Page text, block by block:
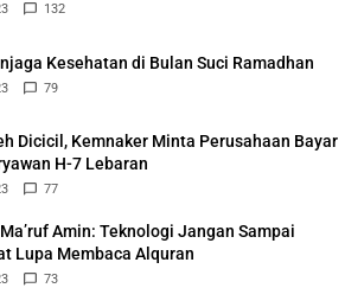
132
Kesehatan di Bulan Suci Ramadhan
79
Dicicil, Kemnaker Minta Perusahaan Bayar
H-7 Lebaran
77
Amin: Teknologi Jangan Sampai
Lupa Membaca Alquran
73